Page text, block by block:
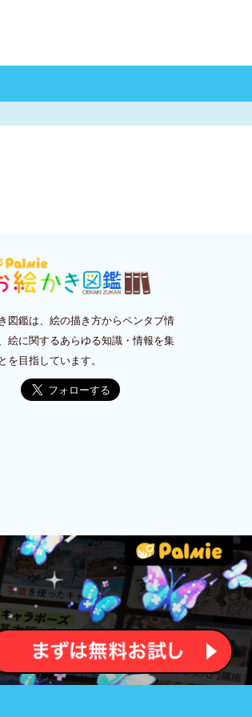
図鑑は、絵の描き方からペンタブ情
絵に関するあらゆる知識・情報を集
を目指しています。